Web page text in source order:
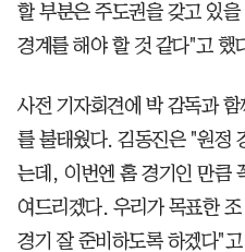
할 부분은 주도권을 갖고 있
경계를 해야 할 것 같다"고 했
사전 기자회견에 박 감독과
를 불태웠다. 김동진은 "원정
는데, 이번엔 홈 경기인 만큼
여드리겠다. 우리가 목표한
경기 잘 준비하도록 하겠다"